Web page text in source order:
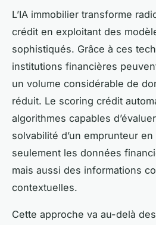
L’IA immobilier transforme
crédit en exploitant des
sophistiqués. Grâce à ces
institutions financières
un volume considérable de
réduit. Le scoring crédit
algorithmes capables
solvabilité d’un emprunteur
seulement les données
mais aussi des informations
contextuelles.
Cette approche va au-delà